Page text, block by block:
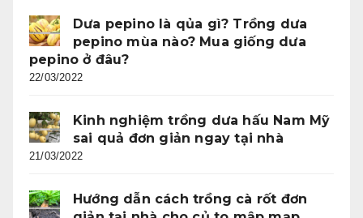
Dưa pepino là qủa gì? Trồng dưa
pepino mùa nào? Mua giống dưa
pepino ở đâu?
22/03/2022
Kinh nghiệm trồng dưa hấu Nam Mỹ
sai quả đơn giản ngay tại nhà
21/03/2022
Hướng dẫn cách trồng cà rốt đơn